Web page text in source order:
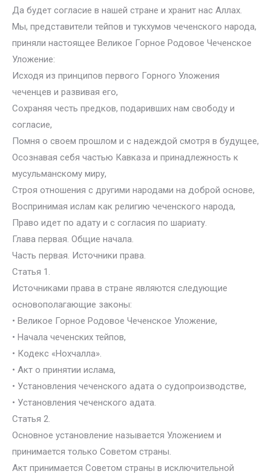
Да будет согласие в нашей стране и хранит нас Аллах.
Мы, представители тейпов и тукхумов чеченского народа,
приняли настоящее Великое Горное Родовое Чеченское
Уложение:
Исходя из принципов первого Горного Уложения
чеченцев и развивая его,
Сохраняя честь предков, подаривших нам свободу и
согласие,
Помня о своем прошлом и с надеждой смотря в будущее,
Осознавая себя частью Кавказа и принадлежность к
мусульманскому миру,
Строя отношения с другими народами на доброй основе,
Воспринимая ислам как религию чеченского народа,
Право идет по адату и с согласия по шариату.
Глава первая. Общие начала.
Часть первая. Источники права.
Статья 1.
Источниками права в стране являются следующие
основополагающие законы:
• Великое Горное Родовое Чеченское Уложение,
• Начала чеченских тейпов,
• Кодекс «Нохчалла».
• Акт о принятии ислама,
• Установления чеченского адата о судопроизводстве,
• Установления чеченского адата.
Статья 2.
Основное установление называется Уложением и
принимается только Советом страны.
Акт принимается Советом страны в исключительной